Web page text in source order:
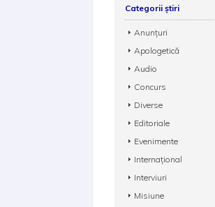
Categorii știri
Anunțuri
Apologetică
Audio
Concurs
Diverse
Editoriale
Evenimente
Internațional
Interviuri
Misiune